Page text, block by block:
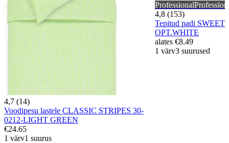
4,7 (14)
Voodipesu lastele CLASSIC STRIPES 30-
0212-LIGHT GREEN
€24.65
1 värv1 suurus
Professional
4,8 (153)
Tepitud padi
OPT.WHITE
alates €8.49
1 värv3 suurused